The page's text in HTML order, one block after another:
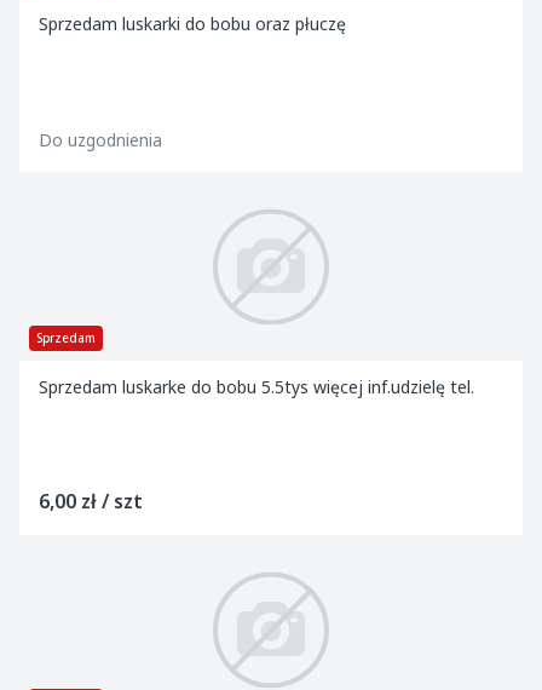
Sprzedam luskarki do bobu oraz płuczę
Do uzgodnienia
Sprzedam
Sprzedam luskarke do bobu 5.5tys więcej inf.udzielę tel.
6,00 zł / szt